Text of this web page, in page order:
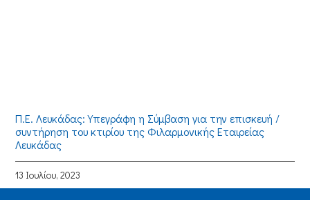
Π.Ε. Λευκάδας: Υπεγράφη η Σύμβαση για την επισκευή /
συντήρηση του κτιρίου της Φιλαρμονικής Εταιρείας
Λευκάδας
13 Ιουλίου, 2023